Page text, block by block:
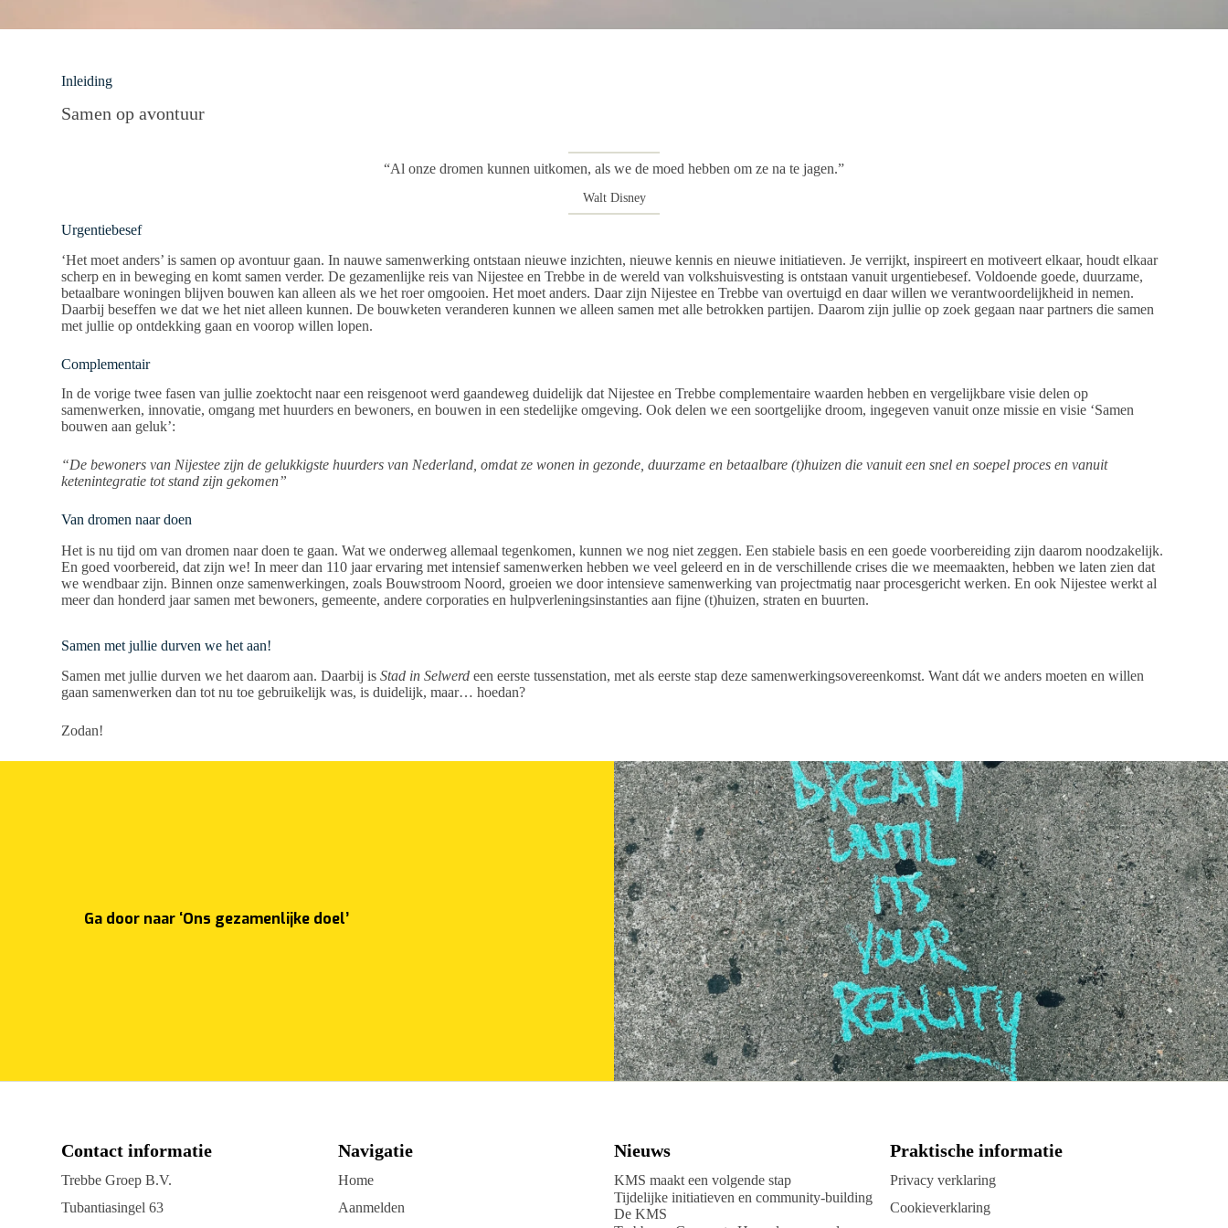
Inleiding
Samen op avontuur
“Al onze dromen kunnen uitkomen, als we de moed hebben om ze na te jagen.”
Walt Disney
Urgentiebesef
‘Het moet anders’ is samen op avontuur gaan. In nauwe samenwerking ontstaan nieuwe inzichten, nieuwe kennis en nieuwe initiatieven. Je verrijkt, inspireert en motiveert elkaar, houdt elkaar
scherp en in beweging en komt samen verder. De gezamenlijke reis van Nijestee en Trebbe in de wereld van volkshuisvesting is ontstaan vanuit urgentiebesef. Voldoende goede, duurzame,
betaalbare woningen blijven bouwen kan alleen als we het roer omgooien. Het moet anders. Daar zijn Nijestee en Trebbe van overtuigd en daar willen we verantwoordelijkheid in nemen.
Daarbij beseffen we dat we het niet alleen kunnen. De bouwketen veranderen kunnen we alleen samen met alle betrokken partijen. Daarom zijn jullie op zoek gegaan naar partners die samen
met jullie op ontdekking gaan en voorop willen lopen.
Complementair
In de vorige twee fasen van jullie zoektocht naar een reisgenoot werd gaandeweg duidelijk dat Nijestee en Trebbe complementaire waarden hebben en vergelijkbare visie delen op
samenwerken, innovatie, omgang met huurders en bewoners, en bouwen in een stedelijke omgeving. Ook delen we een soortgelijke droom, ingegeven vanuit onze missie en visie ‘Samen
bouwen aan geluk’:
“De bewoners van Nijestee zijn de gelukkigste huurders van Nederland, omdat ze wonen in gezonde, duurzame en betaalbare (t)huizen die vanuit een snel en soepel proces en vanuit
ketenintegratie tot stand zijn gekomen”
Van dromen naar doen
Het is nu tijd om van dromen naar doen te gaan. Wat we onderweg allemaal tegenkomen, kunnen we nog niet zeggen. Een stabiele basis en een goede voorbereiding zijn daarom noodzakelijk.
En goed voorbereid, dat zijn we! In meer dan 110 jaar ervaring met intensief samenwerken hebben we veel geleerd en in de verschillende crises die we meemaakten, hebben we laten zien dat
we wendbaar zijn. Binnen onze samenwerkingen, zoals Bouwstroom Noord, groeien we door intensieve samenwerking van projectmatig naar procesgericht werken. En ook Nijestee werkt al
meer dan honderd jaar samen met bewoners, gemeente, andere corporaties en hulpverleningsinstanties aan fijne (t)huizen, straten en buurten.
Samen met jullie durven we het aan!
Samen met jullie durven we het daarom aan. Daarbij isStad in Selwerdeen eerste tussenstation, met als eerste stap deze samenwerkingsovereenkomst. Want dát we anders moeten en willen
gaan samenwerken dan tot nu toe gebruikelijk was, is duidelijk, maar… hoedan?
Zodan!
Ga door naar ‘Ons gezamenlijke doel’
Contact informatie
Trebbe Groep B.V.
Tubantiasingel 63
Navigatie
Home
Aanmelden
Nieuws
KMS maakt een volgende stap
Tijdelijke initiatieven en community-building
De KMS
Praktische informatie
Privacy verklaring
Cookieverklaring